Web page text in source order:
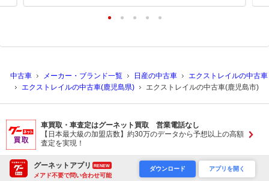
グーネットアプリ RENEW
メアド不要で問い合わせ可能
ダウンロード アプリを開く
中古車 メーカー・ブランド一覧 日産の中古車
エクストレイルの中古車
エクストレイルの中古車(鹿児島県)
エクストレイルの中古車(鹿児島市)
車買取・車査定はグーネット買取 営業電話なし
【日本最大級の加盟店数】約30万のデータから予想以上の高額
査定を実現！